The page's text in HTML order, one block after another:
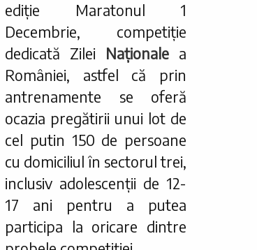
ediție Maratonul 1
Decembrie, competiție
dedicată Zilei Naționale a
României, astfel că prin
antrenamente se oferă
ocazia pregătirii unui lot de
cel putin 150 de persoane
cu domiciliul în sectorul trei,
inclusiv adolescenții de 12-
17 ani pentru a putea
participa la oricare dintre